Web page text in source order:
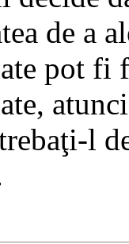
de a
pot fi
l